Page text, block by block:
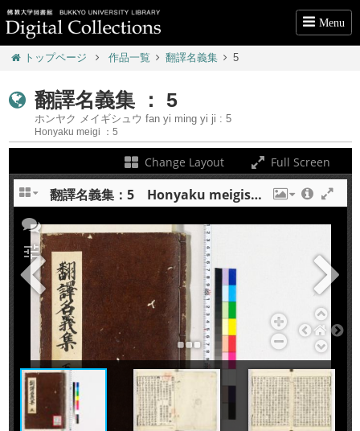
Menu
トップページ 作品一覧 翻譯名義集 5
翻譯名義集 ： 5
ホンヤク メイギシュウ fan yi ming yi ji : 5
Honyaku meigi ：5
Change Layout Full Screen
+
Add Item
翻譯名義集：5 Honyaku meigishu : 5
tune